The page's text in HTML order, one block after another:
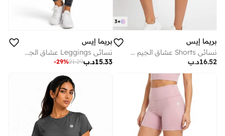
+
3
بريما إيس
نسائي Shorts عشاق الجيم بريميوم Purple
د.ب16.52
بريما إيس
نسائي Leggings عشاق الجيم لاكشري Black
د.ب15.33
21.29
-29%